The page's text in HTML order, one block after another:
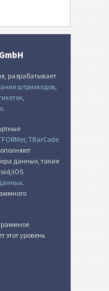
разрабатывает
штрихкодов
.
, TBarCode
данных, такие
iOS
.
этот уровень